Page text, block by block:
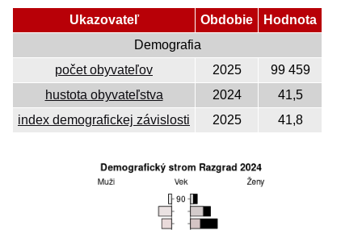
Ukazovateľ Obdobie
Hodnota
Demografia
počet obyvateľov
2025
99 459
hustota obyvateľstva
2024
41,5
index demografickej závislosti
2025 41,8